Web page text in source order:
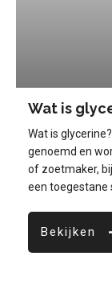
Wat is
Wat is
genoemd en
of zoetmaker,
een toegestane
Bekijken